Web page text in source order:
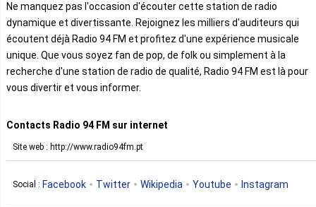
Ne manquez pas l'occasion d'écouter cette station de radio
dynamique et divertissante. Rejoignez les milliers d'auditeurs qui
écoutent déjà Radio 94 FM et profitez d'une expérience musicale
unique. Que vous soyez fan de pop, de folk ou simplement à la
recherche d'une station de radio de qualité, Radio 94 FM est là pour
vous divertir et vous informer.
Contacts Radio 94 FM sur internet
Site web : http://www.radio94fm.pt
Social : Facebook Twitter Wikipedia Youtube Instagram